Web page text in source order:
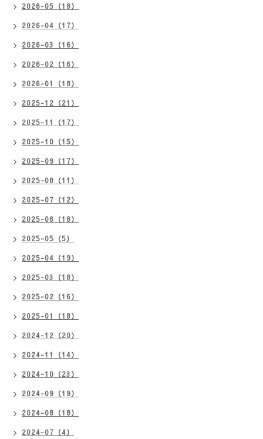
2026-05（18）
2026-04（17）
2026-03（16）
2026-02（16）
2026-01（18）
2025-12（21）
2025-11（17）
2025-10（15）
2025-09（17）
2025-08（11）
2025-07（12）
2025-06（18）
2025-05（5）
2025-04（19）
2025-03（18）
2025-02（16）
2025-01（18）
2024-12（20）
2024-11（14）
2024-10（23）
2024-09（19）
2024-08（18）
2024-07（4）